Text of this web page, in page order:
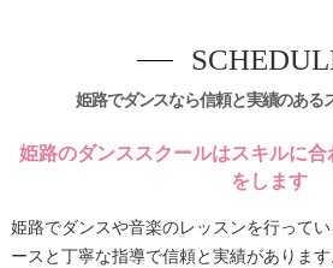
姫路でダンスなら信頼と実績のある
姫路のダンススクールはスキルに
をします
姫路でダンスや音楽のレッスンを行って
ースと丁寧な指導で信頼と実績がありま